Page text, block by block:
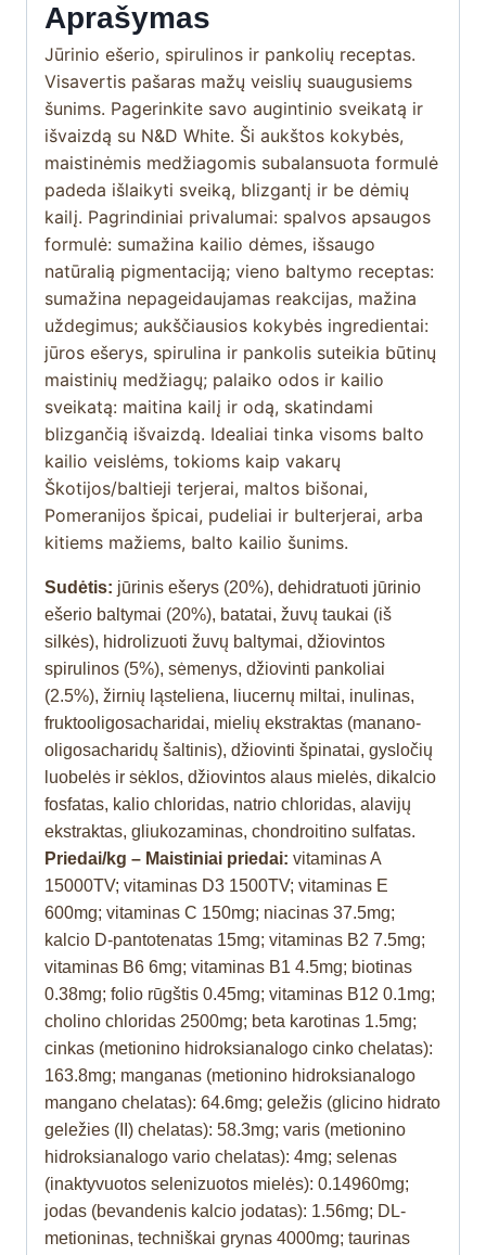
Aprašymas
Jūrinio ešerio, spirulinos ir pankolių receptas.
Visavertis pašaras mažų veislių suaugusiems
šunims. Pagerinkite savo augintinio sveikatą ir
išvaizdą su N&D White. Ši aukštos kokybės,
maistinėmis medžiagomis subalansuota formulė
padeda išlaikyti sveiką, blizgantį ir be dėmių
kailį. Pagrindiniai privalumai: spalvos apsaugos
formulė: sumažina kailio dėmes, išsaugo
natūralią pigmentaciją; vieno baltymo receptas:
sumažina nepageidaujamas reakcijas, mažina
uždegimus; aukščiausios kokybės ingredientai:
jūros ešerys, spirulina ir pankolis suteikia būtinų
maistinių medžiagų; palaiko odos ir kailio
sveikatą: maitina kailį ir odą, skatindami
blizgančią išvaizdą. Idealiai tinka visoms balto
kailio veislėms, tokioms kaip vakarų
Škotijos/baltieji terjerai, maltos bišonai,
Pomeranijos špicai, pudeliai ir bulterjerai, arba
kitiems mažiems, balto kailio šunims.
Sudėtis: jūrinis ešerys (20%), dehidratuoti jūrinio
ešerio baltymai (20%), batatai, žuvų taukai (iš
silkės), hidrolizuoti žuvų baltymai, džiovintos
spirulinos (5%), sėmenys, džiovinti pankoliai
(2.5%), žirnių ląsteliena, liucernų miltai, inulinas,
fruktooligosacharidai, mielių ekstraktas (manano-
oligosacharidų šaltinis), džiovinti špinatai, gysločių
luobelės ir sėklos, džiovintos alaus mielės, dikalcio
fosfatas, kalio chloridas, natrio chloridas, alavijų
ekstraktas, gliukozaminas, chondroitino sulfatas.
Priedai/kg – Maistiniai priedai: vitaminas A
15000TV; vitaminas D3 1500TV; vitaminas E
600mg; vitaminas C 150mg; niacinas 37.5mg;
kalcio D-pantotenatas 15mg; vitaminas B2 7.5mg;
vitaminas B6 6mg; vitaminas B1 4.5mg; biotinas
0.38mg; folio rūgštis 0.45mg; vitaminas B12 0.1mg;
cholino chloridas 2500mg; beta karotinas 1.5mg;
cinkas (metionino hidroksianalogo cinko chelatas):
163.8mg; manganas (metionino hidroksianalogo
mangano chelatas): 64.6mg; geležis (glicino hidrato
geležies (II) chelatas): 58.3mg; varis (metionino
hidroksianalogo vario chelatas): 4mg; selenas
(inaktyvuotos selenizuotos mielės): 0.14960mg;
jodas (bevandenis kalcio jodatas): 1.56mg; DL-
metioninas, techniškai grynas 4000mg; taurinas